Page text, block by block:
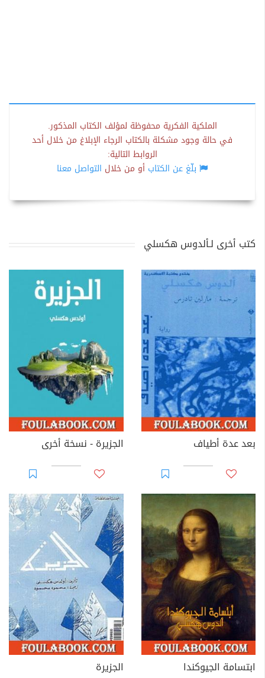
الملكية الفكرية محفوظة لمؤلف الكتاب المذكور.
في حالة وجود مشكلة بالكتاب الرجاء الإبلاغ من خلال أحد
الروابط التالية:
بلّغ عن الكتاب أو من خلال التواصل معنا
كتب أخرى لـألدوس هكسلي
بعد عدة أطياف الجزيرة - نسخة أخرى
ابتسامة الجيوكندا الجزيرة